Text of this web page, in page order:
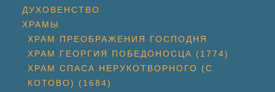
ДУХОВЕНСТВО
ХРАМЫ
ХРАМ ПРЕОБРАЖЕНИЯ ГОСПОДНЯ
ХРАМ ГЕОРГИЯ ПОБЕДОНОСЦА (1774)
ХРАМ СПАСА НЕРУКОТВОРНОГО (С.
КОТОВО) (1684)